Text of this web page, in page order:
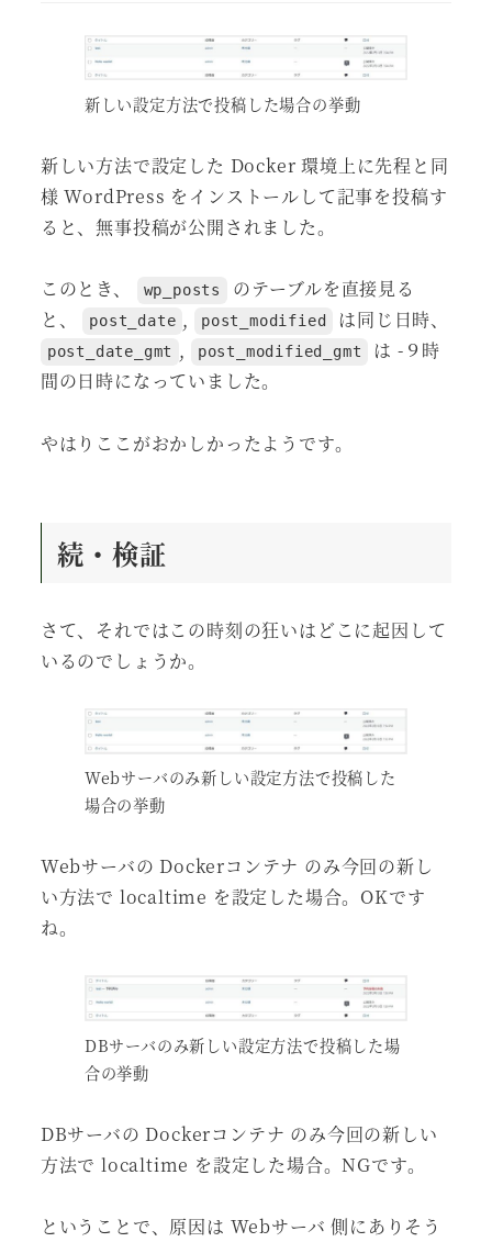
新しい設定方法で投稿した場合の挙動
新しい方法で設定した Docker 環境上に先程と同
様 WordPress をインストールして記事を投稿す
ると、無事投稿が公開されました。
このとき、 wp_posts
のテーブルを直接見る
と、
post_date , post_modified は同じ日時、
post_date_gmt , post_modified_gmt
は -９時
間の日時になっていました。
やはりここがおかしかったようです。
続・検証
さて、それではこの時刻の狂いはどこに起因して
いるのでしょうか。
Webサーバのみ新しい設定方法で投稿した
場合の挙動
Webサーバの Dockerコンテナ のみ今回の新し
い方法で localtime を設定した場合。OKです
ね。
DBサーバのみ新しい設定方法で投稿した場
合の挙動
DBサーバの Dockerコンテナ のみ今回の新しい
方法で localtime を設定した場合。NGです。
ということで、原因は Webサーバ 側にありそう